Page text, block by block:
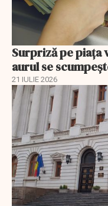
Surpriză pe piața
aurul se
21 IULIE 2026